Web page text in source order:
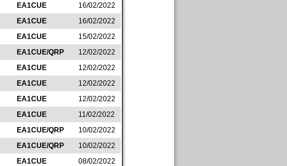
EA1CUE
16/02/2022
EA1CUE
16/02/2022
EA1CUE
15/02/2022
EA1CUE/QRP
12/02/2022
EA1CUE
12/02/2022
EA1CUE
12/02/2022
EA1CUE
12/02/2022
EA1CUE
11/02/2022
EA1CUE/QRP
10/02/2022
EA1CUE/QRP
10/02/2022
EA1CUE
08/02/2022